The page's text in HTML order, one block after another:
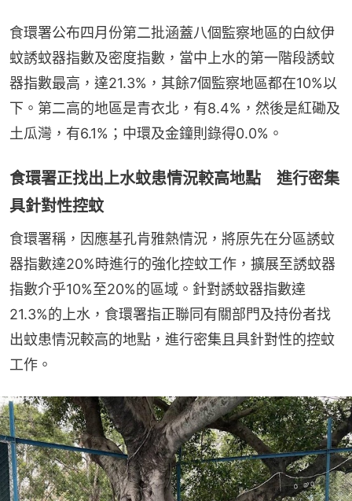
食環署公布四月份第二批涵蓋八個監察地區的白紋伊
蚊誘蚊器指數及密度指數，當中上水的第一階段誘蚊
器指數最高，達21.3%，其餘7個監察地區都在10%以
下。第二高的地區是青衣北，有8.4%，然後是紅磡及
土瓜灣，有6.1%；中環及金鐘則錄得0.0%。
食環署正找出上水蚊患情況較高地點 進行密集
具針對性控蚊
食環署稱，因應基孔肯雅熱情況，將原先在分區誘蚊
器指數達20%時進行的強化控蚊工作，擴展至誘蚊器
指數介乎10%至20%的區域。針對誘蚊器指數達
21.3%的上水，食環署指正聯同有關部門及持份者找
出蚊患情況較高的地點，進行密集且具針對性的控蚊
工作。